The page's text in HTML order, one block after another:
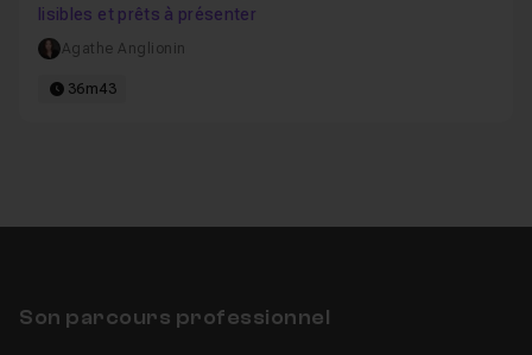
lisibles et prêts à présenter
Agathe Anglionin
36m43
Son parcours professionnel